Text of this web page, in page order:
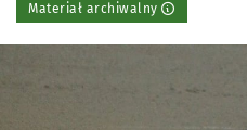
Materiał archiwalny